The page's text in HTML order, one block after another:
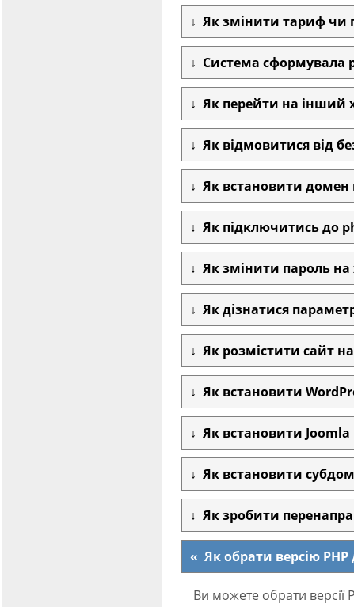
Як змінити тариф чи
Система сформувала
Як перейти на інший
Як відмовитися від
Як встановити домен
Як підключитись до
Як змінити пароль на
Як дізнатися
Як розмістити сайт
Як встановити
Як встановити
Як встановити
Як зробити
Як обрати версію
Ви можете обрати